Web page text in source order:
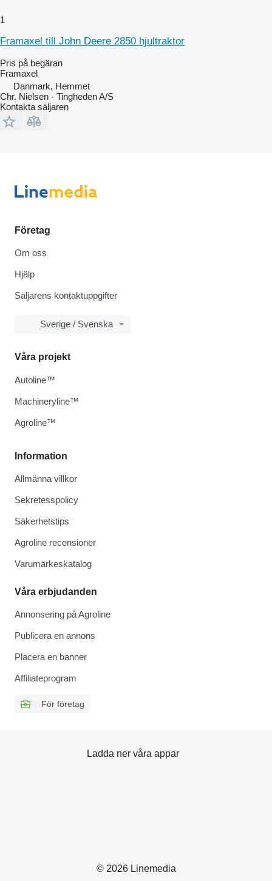
1
Framaxel till John Deere 2850 hjultraktor
Pris på begäran
Framaxel
Danmark, Hemmet
Chr. Nielsen - Tingheden A/S
Kontakta säljaren
Företag
Om oss
Hjälp
Säljarens kontaktuppgifter
Sverige / Svenska
Information
Allmänna villkor
Sekretesspolicy
Säkerhetstips
Agroline recensioner
Varumärkeskatalog
Våra erbjudanden
Annonsering på Agroline
Publicera en annons
Placera en banner
Affiliateprogram
För företag
Våra projekt
Autoline™
Machineryline™
Agroline™
© 2026 Linemedia
Ladda ner våra appar